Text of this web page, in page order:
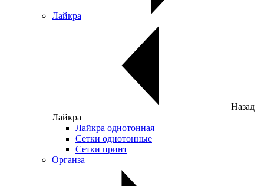
Лайкра
Назад
Лайкра
Лайкра однотонная
Сетки однотонные
Сетки принт
Органза